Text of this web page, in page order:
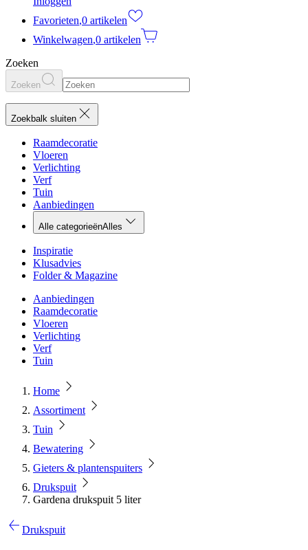
Favorieten,0 artikelen
Winkelwagen,0 artikelen
Zoeken
Zoeken
Zoekbalk sluiten
Raamdecoratie
Vloeren
Verlichting
Verf
Tuin
Aanbiedingen
Alle categorieënAlles
Inspiratie
Klusadvies
Folder & Magazine
Aanbiedingen
Raamdecoratie
Vloeren
Verlichting
Verf
Tuin
Home
Assortiment
Tuin
Bewatering
Gieters & plantenspuiters
Drukspuit
Gardena drukspuit 5 liter
Drukspuit